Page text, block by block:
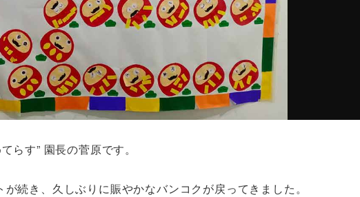
らす” 園長の菅原です。
続き、久しぶりに賑やかなバンコクが戻ってきました。